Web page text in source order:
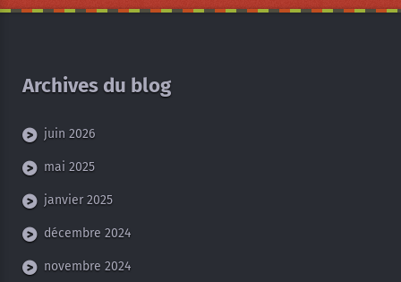
Archives du blog
juin 2026
mai 2025
janvier 2025
décembre 2024
novembre 2024